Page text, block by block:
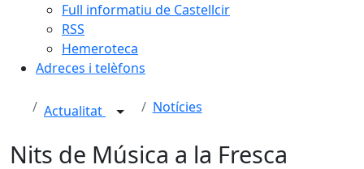
Full informatiu de Castellcir
RSS
Hemeroteca
Adreces i telèfons
Actualitat Notícies
Nits de Música a la Fresca